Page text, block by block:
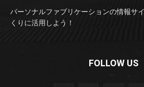
パーソナルファブリケーションの情報サ
くりに活用しよう！
FOLLOW US